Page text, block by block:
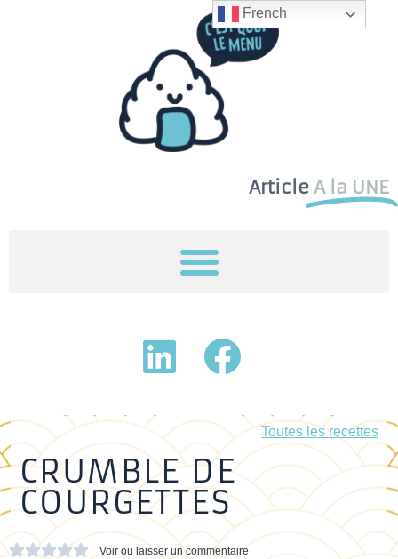
Article A la UNE
Toutes les recettes
CRUMBLE DE
COURGETTES
 Voir ou laisser un commentaire
French